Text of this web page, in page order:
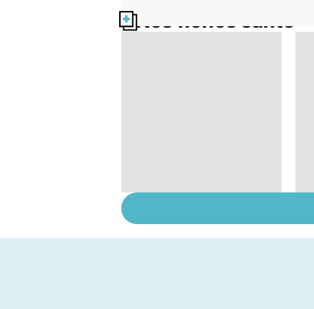
Nos fiches santé
retrouver sa libido ?